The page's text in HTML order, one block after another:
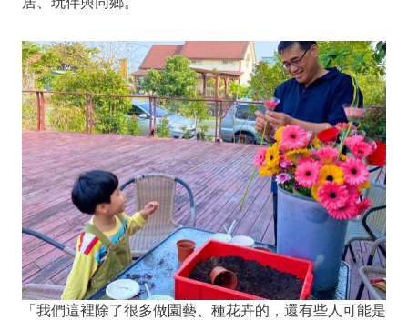
「我們這裡除了很多做園藝、種花卉的，還有些人可能是